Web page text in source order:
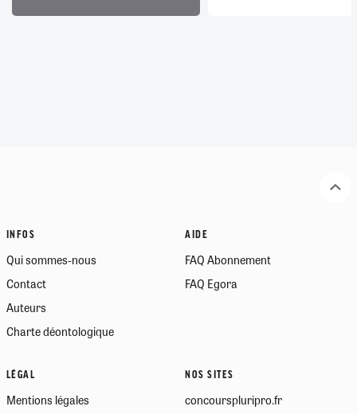
INFOS
Qui sommes-nous
Contact
Auteurs
Charte déontologique
AIDE
FAQ Abonnement
FAQ Egora
LÉGAL
Mentions légales
NOS SITES
concourspluripro.fr